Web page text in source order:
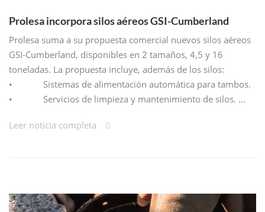
Prolesa incorpora silos aéreos GSI-Cumberland
Prolesa suma a su propuesta comercial nuevos silos aéreos
GSI-Cumberland, disponibles en 2 tamaños, 4,5 y 16
toneladas. La propuesta incluye, además de los silos:
• Sistemas de alimentación automática para tambos.
• Servicios de limpieza y mantenimiento de silos. …
Leer noticia completa